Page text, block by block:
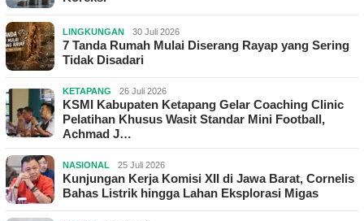
LINGKUNGAN 30 Juli 2026
7 Tanda Rumah Mulai Diserang Rayap yang Sering
Tidak Disadari
KETAPANG 26 Juli 2026
KSMI Kabupaten Ketapang Gelar Coaching Clinic
Pelatihan Khusus Wasit Standar Mini Football,
Achmad J…
NASIONAL 25 Juli 2026
Kunjungan Kerja Komisi XII di Jawa Barat, Cornelis
Bahas Listrik hingga Lahan Eksplorasi Migas